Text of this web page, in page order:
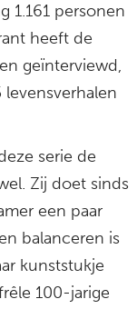
1.161 personen
heeft de
geïnterviewd,
serie de
Zij doet sinds
een paar
balanceren is
kunststukje
100-jarige